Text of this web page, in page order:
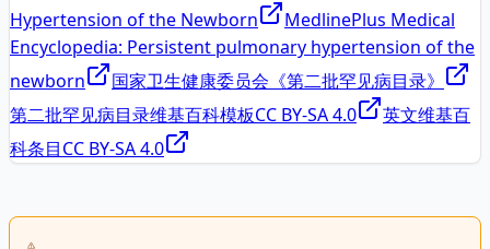
Hypertension of the Newborn
MedlinePlus Medical
Encyclopedia: Persistent pulmonary hypertension of the
newborn
国家卫生健康委员会《第二批罕见病目录》
第二批罕见病目录维基百科模板CC BY-SA 4.0
英文维基百
科条目CC BY-SA 4.0